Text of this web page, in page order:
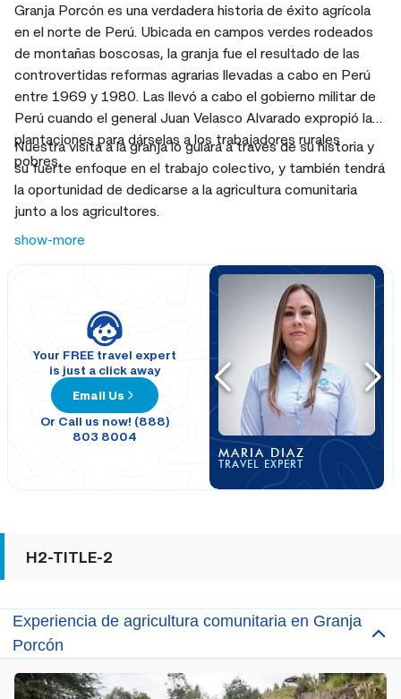
Granja Porcón es una verdadera historia de éxito agrícola
en el norte de Perú. Ubicada en campos verdes rodeados
de montañas boscosas, la granja fue el resultado de las
controvertidas reformas agrarias llevadas a cabo en Perú
entre 1969 y 1980. Las llevó a cabo el gobierno militar de
Perú cuando el general Juan Velasco Alvarado expropió las
plantaciones para dárselas a los trabajadores rurales
pobres.
Nuestra visita a la granja lo guiará a través de su historia y
su fuerte enfoque en el trabajo colectivo, y también tendrá
la oportunidad de dedicarse a la agricultura comunitaria
junto a los agricultores.
show-more
Your FREE travel expert
is just a click away
Email Us
Or Call us now! (888)
803 8004
MARIA DIAZ
TRAVEL EXPERT
H2-TITLE-2
Experiencia de agricultura comunitaria en Granja
Porcón